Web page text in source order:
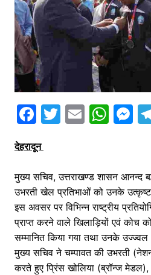
F
c
e
b
o
o
k
T
er
E
l
W
s
A
p
p
M
s
e
n
g
er
देहरादून
मुख्य सचिव, उत्तराखण्ड शासन आनन्द
उभरती खेल प्रतिभाओं को उनके उत्कृष्ट
इस अवसर पर विभिन्न राष्ट्रीय
प्राप्त करने वाले खिलाड़ियों एवं कोच
सम्मानित किया गया तथा उनके उज्ज्वल
मुख्य सचिव ने चम्पावत की उभरती
करते हुए प्रिंस खोलिया (ब्रॉन्ज